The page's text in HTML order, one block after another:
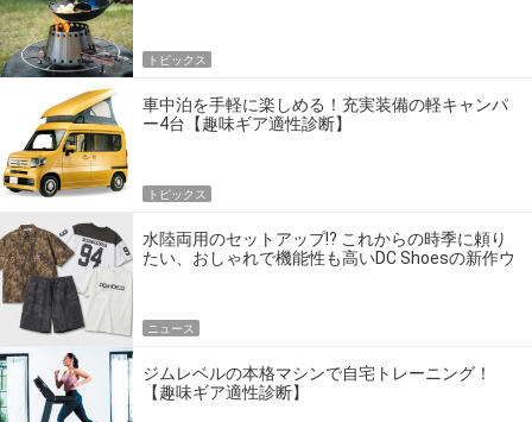
トピックス
車中泊を手軽に楽しめる！充実装備の軽キャンパ
ー4台【趣味ギア適性診断】
トピックス
水陸両用のセットアップ!? これからの時季に頼り
たい、おしゃれで機能性も高いDC Shoesの新作ウ
ニュース
ジムレベルの本格マシンで自宅トレーニング！
【趣味ギア適性診断】